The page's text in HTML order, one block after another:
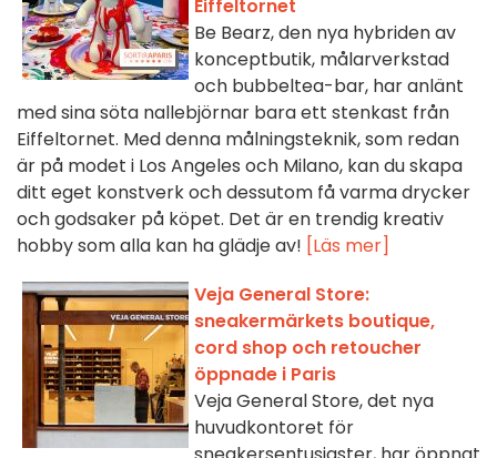
Eiffeltornet
Be Bearz, den nya hybriden av
konceptbutik, målarverkstad
och bubbeltea-bar, har anlänt
med sina söta nallebjörnar bara ett stenkast från
Eiffeltornet. Med denna målningsteknik, som redan
är på modet i Los Angeles och Milano, kan du skapa
ditt eget konstverk och dessutom få varma drycker
och godsaker på köpet. Det är en trendig kreativ
hobby som alla kan ha glädje av! [Läs mer]
Veja General Store:
sneakermärkets boutique,
cord shop och retoucher
öppnade i Paris
Veja General Store, det nya
huvudkontoret för